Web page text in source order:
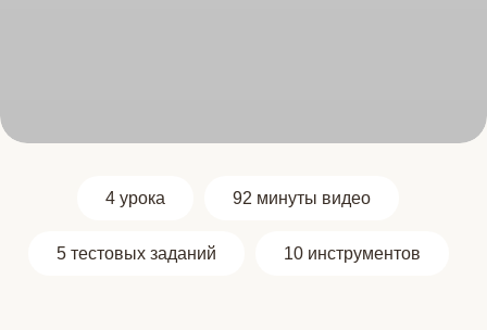
4 урока 92 минуты видео
5 тестовых заданий 10 инструментов